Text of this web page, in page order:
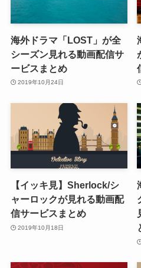
海外ドラマ「LOST」が全
シーズン見れる動画配信サ
ービスまとめ
2019年10月24日
【イッキ見】Sherlock/シ
ャーロックが見れる動画配
信サービスまとめ
2019年10月18日